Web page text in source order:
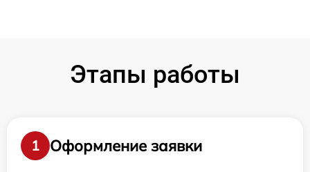
Этапы работы
1
Оформление заявки